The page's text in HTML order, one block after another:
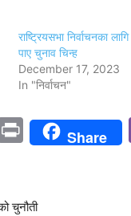
राष्ट्रियसभा निर्वाचनका
पाए चुनाव चिन्ह
December 17, 2023
In "निर्वाचन"
PrintShare
चुनौती